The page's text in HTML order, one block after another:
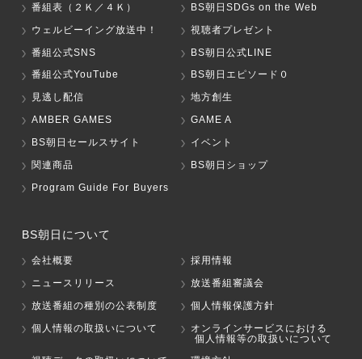
番組表（２Ｋ／４Ｋ）
BS朝日SDGs on the Web
ウェルビーイング放送中！
視聴者プレゼント
番組公式SNS
BS朝日公式LINE
番組公式YouTube
BS朝日エピソード０
見逃し配信
地方創生
AMBER GAMES
GAME A
BS朝日セールスサイト
イベント
関連商品
BS朝日ショップ
Program Guide For Buyers
BS朝日について
会社概要
採用情報
ニュースリリース
放送番組審議会
放送番組の種別の公表制度
個人情報保護方針
個人情報の取扱いについて
オンラインサービスにおける
個人情報等の取扱いについて